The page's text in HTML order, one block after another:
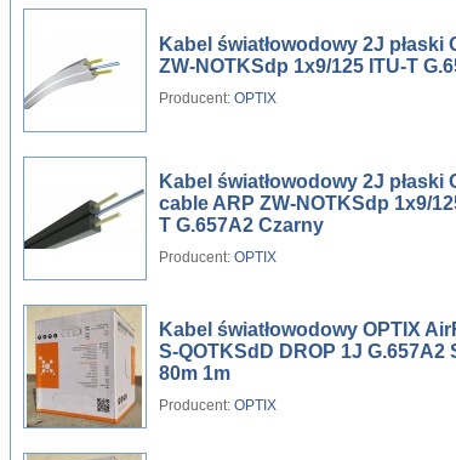
Kabel światłowodowy 2J płaski
ZW-NOTKSdp 1x9/125 ITU-T
Producent: OPTIX
Kabel światłowodowy 2J płaski
cable ARP ZW-NOTKSdp 1x9/
T G.657A2 Czarny
Producent: OPTIX
Kabel światłowodowy OPTIX
S-QOTKSdD DROP 1J G.657A2
80m 1m
Producent: OPTIX